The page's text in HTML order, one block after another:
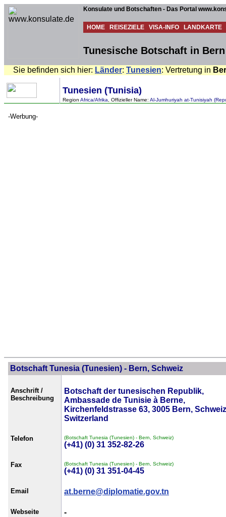
Konsulate und Botschaften - Das Portal
HOME REISEZIELE VISA-INFO LANDKARTE
Tunesische Botschaft in
Sie befinden sich hier: Länder: Tunesien: Vertretung in
Tunesien (Tunisia)
Region Africa/Afrika , Offizieller Name: Al-Jumhuriyah at-Tunisiyah
-Werbung-
Botschaft Tunesia (Tunesien) - Bern, Schweiz
Anschrift /
Beschreibung
Botschaft der tunesischen Republik,
Ambassade de Tunisie à Berne,
Kirchenfeldstrasse 63, 3005 Bern,
Switzerland
Telefon (Botschaft Tunesia (Tunesien) - Bern, Schweiz)
(+41) (0) 31 352-82-26
Fax (Botschaft Tunesia (Tunesien) - Bern, Schweiz)
(+41) (0) 31 351-04-45
Email at.berne@diplomatie.gov.tn
Webseite -